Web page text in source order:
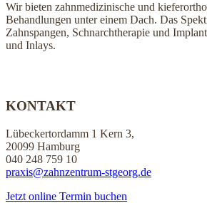
Wir bieten zahnmedizinische und
Behandlungen unter einem Dach. Das
Zahnspangen, Schnarchtherapie und
und Inlays.
KONTAKT
Lübeckertordamm 1 Kern 3,
20099 Hamburg
040 248 759 10
praxis@zahnzentrum-stgeorg.de
Jetzt online Termin buchen